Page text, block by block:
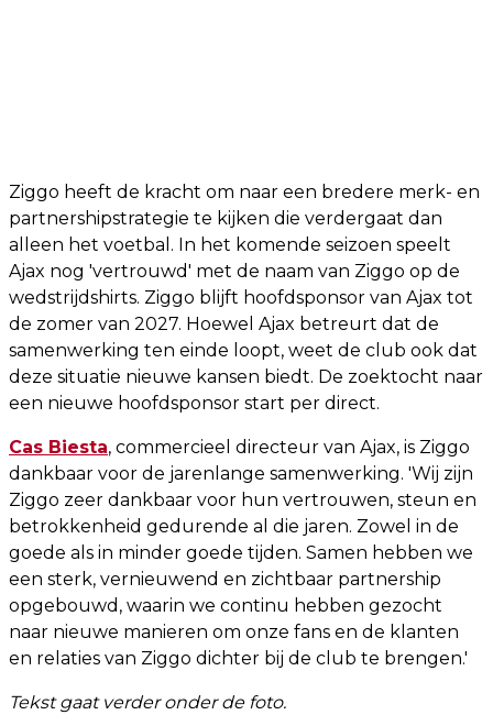
Ziggo heeft de kracht om naar een bredere merk- en
partnershipstrategie te kijken die verdergaat dan
alleen het voetbal. In het komende seizoen speelt
Ajax nog 'vertrouwd' met de naam van Ziggo op de
wedstrijdshirts. Ziggo blijft hoofdsponsor van Ajax tot
de zomer van 2027. Hoewel Ajax betreurt dat de
samenwerking ten einde loopt, weet de club ook dat
deze situatie nieuwe kansen biedt. De zoektocht naar
een nieuwe hoofdsponsor start per direct.
Cas Biesta, commercieel directeur van Ajax, is Ziggo
dankbaar voor de jarenlange samenwerking. 'Wij zijn
Ziggo zeer dankbaar voor hun vertrouwen, steun en
betrokkenheid gedurende al die jaren. Zowel in de
goede als in minder goede tijden. Samen hebben we
een sterk, vernieuwend en zichtbaar partnership
opgebouwd, waarin we continu hebben gezocht
naar nieuwe manieren om onze fans en de klanten
en relaties van Ziggo dichter bij de club te brengen.'
Tekst gaat verder onder de foto.